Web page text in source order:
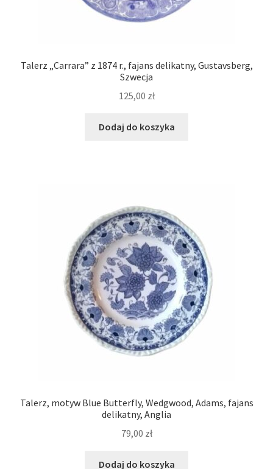
Talerz „Carrara” z 1874 r., fajans delikatny, Gustavsberg,
Szwecja
125,00 zł
Dodaj do koszyka
Talerz, motyw Blue Butterfly, Wedgwood, Adams, fajans
delikatny, Anglia
79,00 zł
Dodaj do koszyka